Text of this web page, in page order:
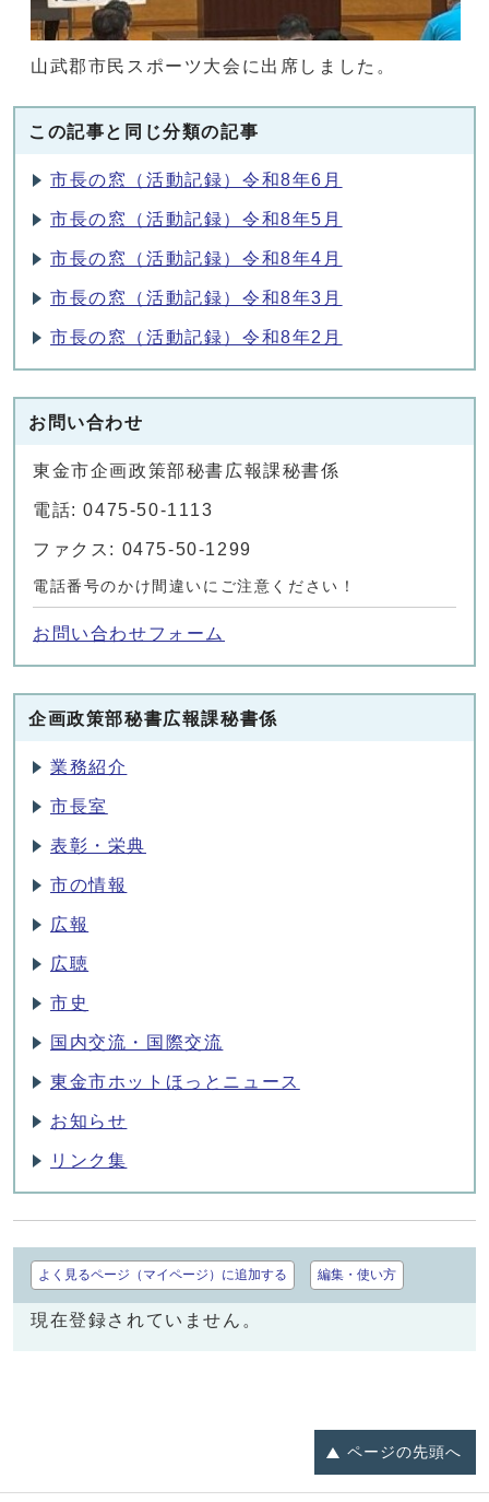
山武郡市民スポーツ大会に出席しました。
この記事と同じ分類の記事
市長の窓（活動記録）令和8年6月
市長の窓（活動記録）令和8年5月
市長の窓（活動記録）令和8年4月
市長の窓（活動記録）令和8年3月
市長の窓（活動記録）令和8年2月
お問い合わせ
東金市企画政策部秘書広報課秘書係
電話: 0475-50-1113
ファクス: 0475-50-1299
電話番号のかけ間違いにご注意ください！
お問い合わせフォーム
企画政策部秘書広報課秘書係
業務紹介
市長室
表彰・栄典
市の情報
広報
広聴
市史
国内交流・国際交流
東金市ホットほっとニュース
お知らせ
リンク集
よく見るページ（マイページ）に追加する 編集・使い方
現在登録されていません。
ページの先頭へ